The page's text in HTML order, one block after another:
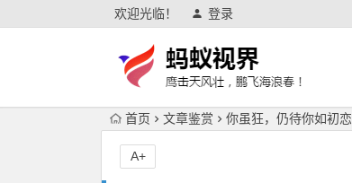
欢迎光临！ 登录
首页 文章鉴赏 你虽狂，仍待你如初恋
A+